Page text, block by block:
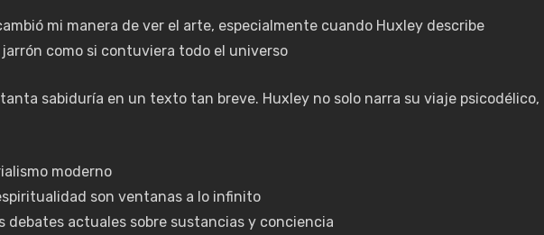
mi manera de ver el arte, especialmente cuando Huxley describe
como si contuviera todo el universo
sabiduría en un texto tan breve. Huxley no solo narra su viaje psicodélico,
moderno
son ventanas a lo infinito
debates actuales sobre sustancias y conciencia